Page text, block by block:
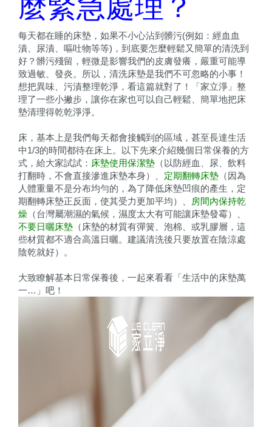
麼緊急處理？
每天都在睡的床墊，如果不小心沾到髒污(例如：經血血
漬、尿漬、嘔吐物等等)，到底要怎麼輕鬆又簡單的清洗到
好？髒污殘留，輕微是影響我們的皮膚發癢，嚴重可能導
致過敏、發炎。所以，清洗床墊是我們不可忽略的小事！
想把異味、污漬整理乾淨，看這篇就對了！「家立淨」整
理了一些小撇步，讓你在家也可以自己輕鬆、簡單地把床
墊清理得乾乾淨淨。
床，基本上是我們每天都會接觸到的區域，甚至長達生活
中1/3的時間都待在床上。以下先來介紹幾個日常保養的方
式，給大家試試： 床墊使用保潔墊 （以防經血、尿、飲料
打翻時，不會直接滲進床墊本身）、 定期翻轉床墊 （因為
人體重量不是分布均勻的，為了降低床墊凹痕的產生，定
期翻轉床墊正反面，使其受力更加平均）、
房間內保持乾
燥 （台灣屬潮濕的氣候，濕度太大有可能讓床墊發霉）、
不要日曬床墊 （床墊的材質有彈簧、泡棉、或乳膠層，這
些材質都不適合高溫日曬。建議清洗後只要放置在陰涼處
陰乾就好）。
大致瞭解基本日常保養後，一起來看看「生活中的床墊萬
一…」吧！